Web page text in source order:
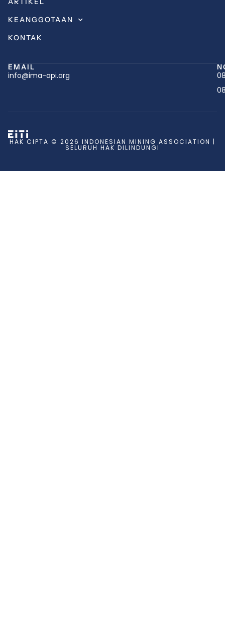
KEANGGOTAAN
KONTAK
EMAIL
info@ima-api.org
HAK CIPTA © 2026 INDONESIAN MINING ASSOCIATION |
SELURUH HAK DILINDUNGI